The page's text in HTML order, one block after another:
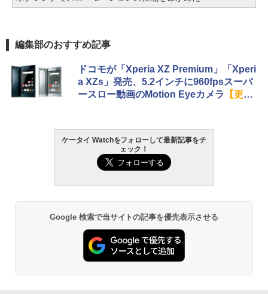
編集部のおすすめ記事
ドコモが「Xperia XZ Premium」「Xperi
a XZs」発売、5.2インチに960fpsスーパ
ースロー動画のMotion Eyeカメラ
【更
ケータイ Watchをフォローして最新記事をチ
ェック！
Google 検索で当サイトの記事を優先表示させる